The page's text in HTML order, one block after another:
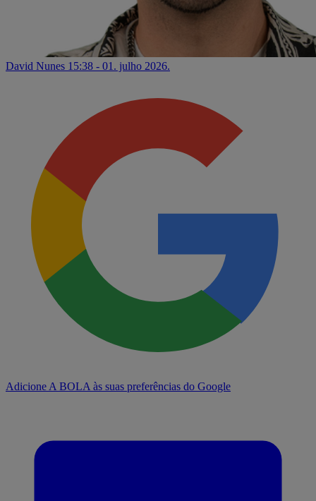
David Nunes 15:38 - 01. julho 2026.
Adicione A BOLA às suas preferências do Google